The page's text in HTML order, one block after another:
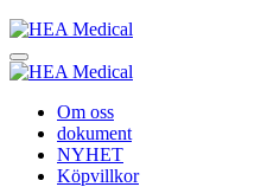
Om oss
dokument
NYHET
Köpvillkor